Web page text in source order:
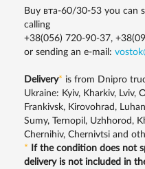
Buy вта-60/30-53 you can
calling
+38(056) 720-90-37,
or sending an e-mail:
Delivery* is from Dnipro
Ukraine: Kyiv, Kharkiv, Lviv,
Frankivsk, Kirovohrad,
Sumy, Ternopil, Uzhhorod,
Chernihiv, Chernivtsi and
*
If the condition does not
delivery is not included in